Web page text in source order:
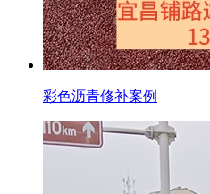
彩色沥青修补案例